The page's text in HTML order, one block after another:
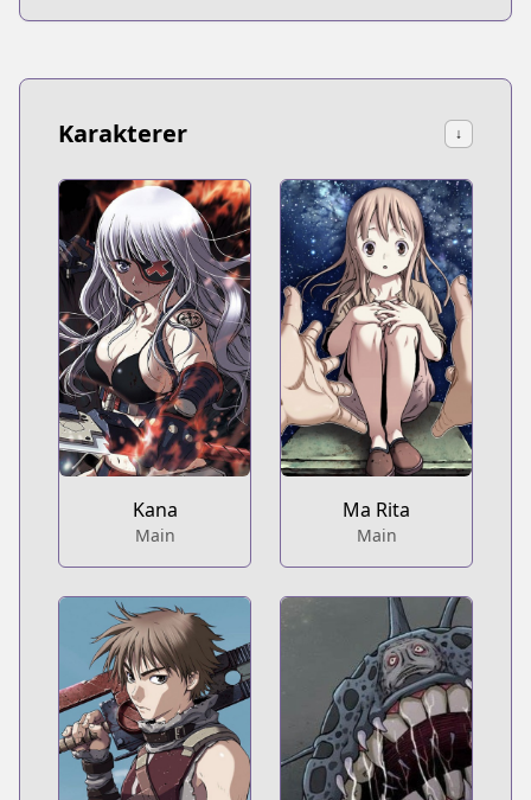
Karakterer ↓
Kana
Main
Ma Rita
Main